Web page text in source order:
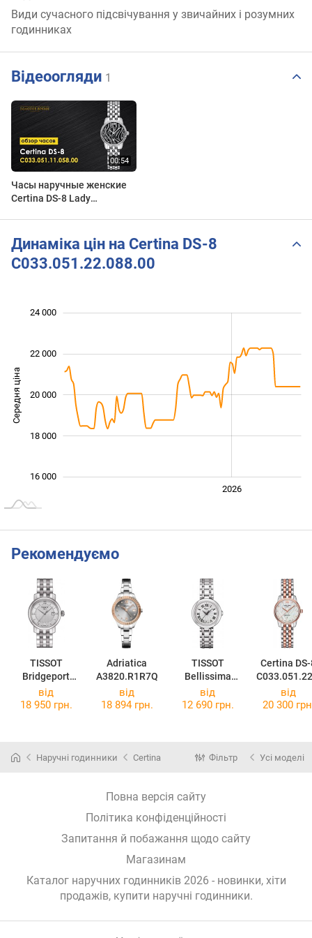
Види сучасного підсвічування у звичайних і розумних
годинниках
Відеоогляди 1
Часы наручные женские
Certina DS-8 Lady
Динаміка цін на Certina DS-8
C033.051.22.088.00
Середня ціна 16 000
16 000
18 000
20 000
22 000
24 000
2026
Рекомендуємо
TISSOT
Bridgeport
Lady
T097.010.11.0
Adriatica
A3820.R1R7Q
TISSOT
Bellissima
Small Lady
T126.010.11.0
Certina
18.00
від
18 950 грн.
від
18 894 грн.
від
12 690 грн.
від
20 300
Наручні годинники Certina Фільтр Усі моделі
Повна версія сайту
Політика конфіденційності
Запитання й побажання щодо сайту
Магазинам
Каталог наручних годинників 2026 - новинки, хіти
продажів, купити наручні годинники.